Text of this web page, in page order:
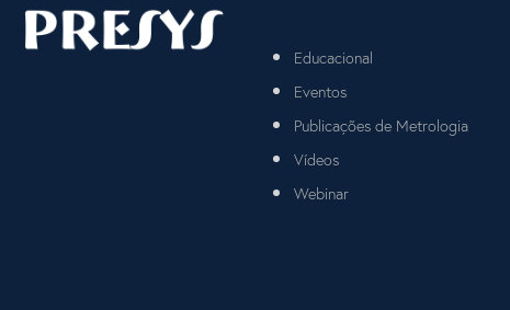
Educacional
Eventos
Publicações de Metrologia
Vídeos
Webinar